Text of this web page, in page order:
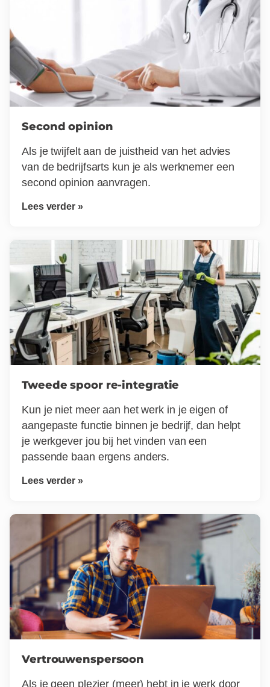
Second opinion
Als je twijfelt aan de juistheid van het advies
van de bedrijfsarts kun je als werknemer een
second opinion aanvragen.
Lees verder »
Tweede spoor re-integratie
Kun je niet meer aan het werk in je eigen of
aangepaste functie binnen je bedrijf, dan helpt
je werkgever jou bij het vinden van een
passende baan ergens anders.
Lees verder »
Vertrouwenspersoon
Als je geen plezier (meer) hebt in je werk door